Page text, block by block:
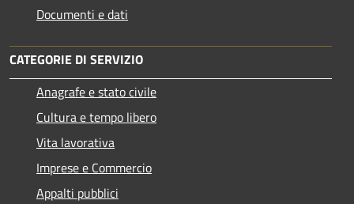
Documenti e dati
CATEGORIE DI SERVIZIO
Anagrafe e stato civile
Cultura e tempo libero
Vita lavorativa
Imprese e Commercio
Appalti pubblici